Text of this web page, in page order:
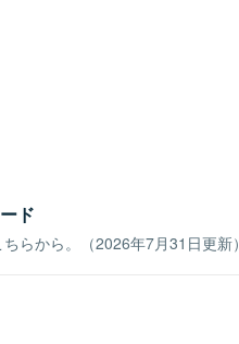
ド
らから。（2026年7月31日更新）